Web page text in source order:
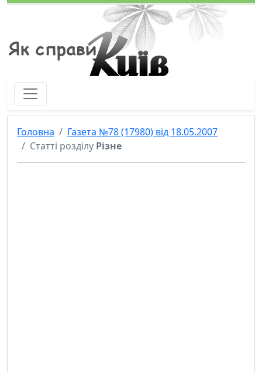
Як справи - Київ
Головна
Газета №78 (17980) від 18.05.2007
Статтi роздiлу Різне